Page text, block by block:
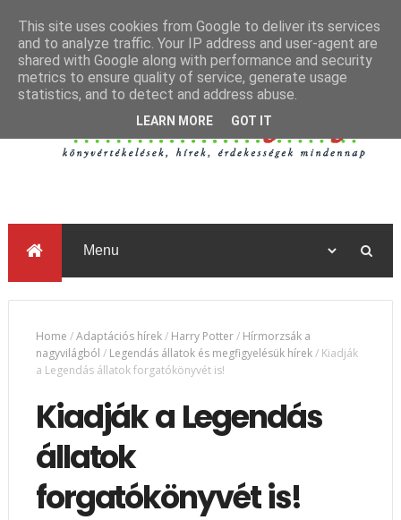
Home /Adaptációs hírek/ Harry Potter/ Hírmorzsák a
nagyvilágból / Legendás állatok és megfigyelésük hírek/ Kiadják
a Legendás állatok forgatókönyvét is!
Kiadják a Legendás
állatok
forgatókönyvét is!
This site uses cookies from Google to deliver its services
and to analyze traffic. Your IP address and user-agent are
shared with Google along with performance and security
metrics to ensure quality of service, generate usage
statistics, and to detect and address abuse.
LEARN MORE GOT IT